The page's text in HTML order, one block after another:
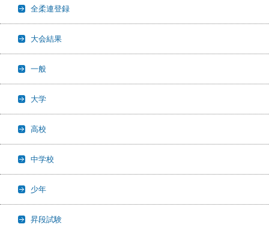
全柔連登録
大会結果
一般
大学
高校
中学校
少年
昇段試験